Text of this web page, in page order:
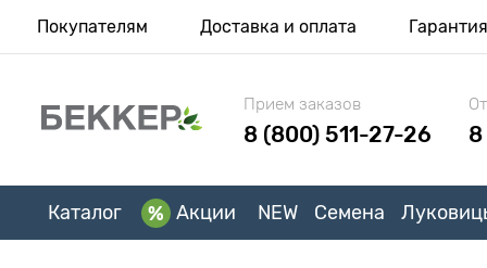
Покупателям Доставка и оплата Гарантия
Прием заказов
8 (800) 511-27-26
Каталог Акции NEW Семена